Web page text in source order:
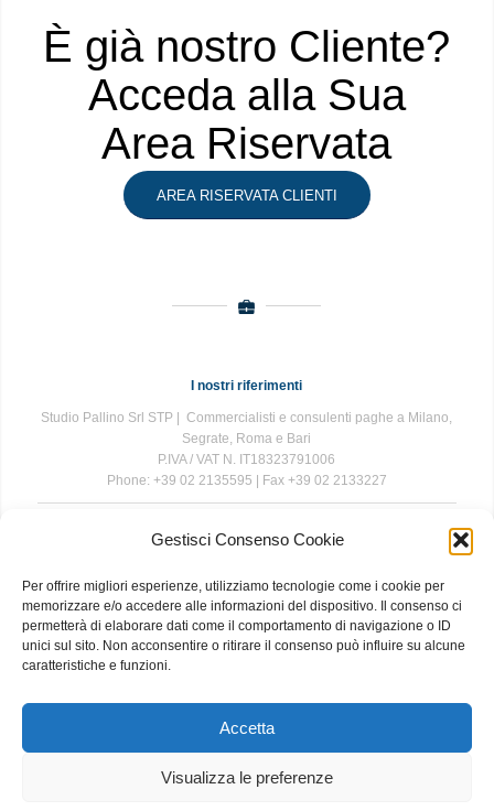
Gestisci Consenso Cookie
Per offrire migliori esperienze, utilizziamo tecnologie come i cookie per
memorizzare e/o accedere alle informazioni del dispositivo. Il consenso ci
permetterà di elaborare dati come il comportamento di navigazione o ID
unici sul sito. Non acconsentire o ritirare il consenso può influire su alcune
caratteristiche e funzioni.
Accetta
Visualizza le preferenze
È già nostro Cliente?
Acceda alla Sua
Area Riservata
AREA RISERVATA CLIENTI
I nostri riferimenti
Studio Pallino Srl STP | Commercialisti e consulenti paghe a Milano,
Segrate, Roma e Bari
P.IVA / VAT N. IT18323791006
Phone: +39 02 2135595 | Fax +39 02 2133227
The information contained in this website is for general information
while we endeavour to keep the information up to date and correct, we
make no representations or warranties of any kind, express or implied,
about the completeness, accuracy, reliability, suitability or availability
with respect to the website or the information, products, services, or
related graphics contained on the website for any purpose. Any
|Contact|Privacy and Cookie Policy